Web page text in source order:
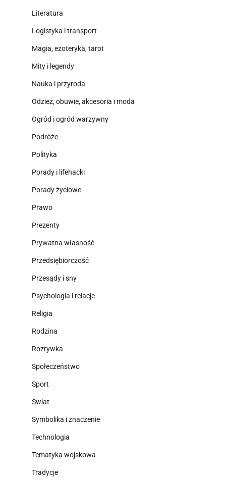
Literatura
Logistyka i transport
Magia, ezoteryka, tarot
Mity i legendy
Nauka i przyroda
Odzież, obuwie, akcesoria i moda
Ogród i ogród warzywny
Podróże
Polityka
Porady i lifehacki
Porady życiowe
Prawo
Prezenty
Prywatna własność
Przedsiębiorczość
Przesądy i sny
Psychologia i relacje
Religia
Rodzina
Rozrywka
Społeczeństwo
Sport
Świat
Symbolika i znaczenie
Technologia
Tematyka wojskowa
Tradycje